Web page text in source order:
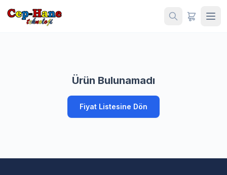
Ürün Bulunamadı
Fiyat Listesine Dön